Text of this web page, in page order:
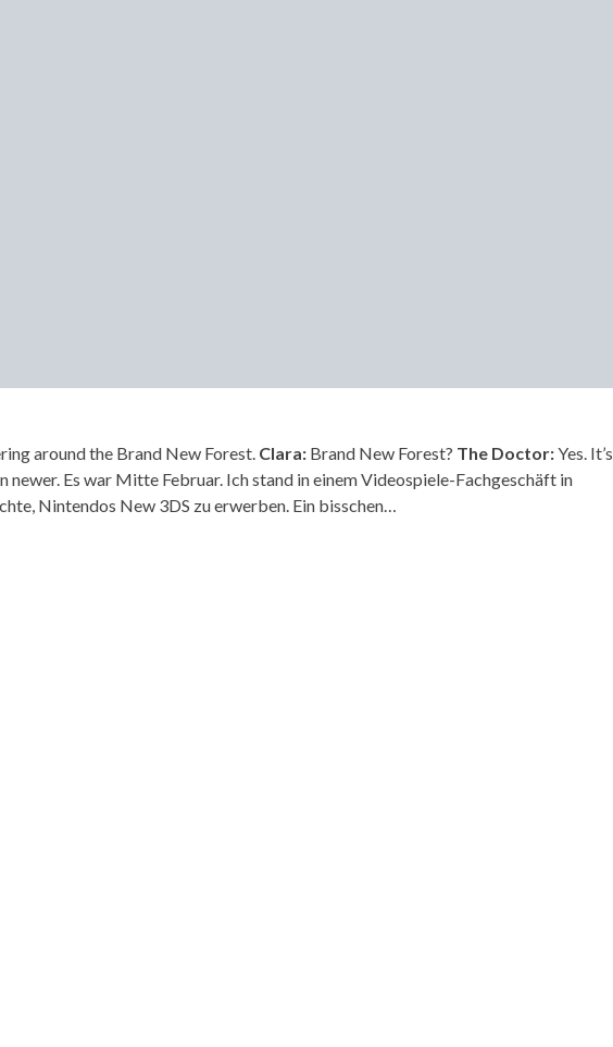
around the Brand New Forest. Clara: Brand New Forest? The Doctor:Yes. It’s
newer. Es war Mitte Februar. Ich stand in einem Videospiele-Fachgeschäft in
Nintendos New 3DS zu erwerben. Ein bisschen…